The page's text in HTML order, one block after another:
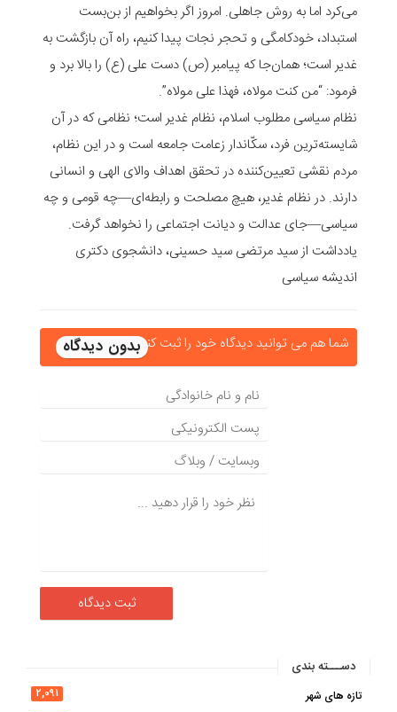
می‌کرد اما به روش جاهلی. امروز اگر بخواهیم از بن‌بست
استبداد، خودکامگی و تحجر نجات پیدا کنیم، راه آن بازگشت به
غدیر است؛ همان‌جا که پیامبر (ص) دست علی (ع) را بالا برد و
فرمود: “من کنت مولاه، فهذا علی مولاه”.
نظام سیاسی مطلوب اسلام، نظام غدیر است؛ نظامی که در آن
شایسته‌ترین فرد، سکّاندار زعامت جامعه است و در این نظام،
مردم نقشی تعیین‌کننده در تحقق اهداف والای الهی و انسانی
دارند. در نظام غدیر، هیچ مصلحت و رابطه‌ای—چه قومی و چه
سیاسی—جای عدالت و دیانت اجتماعی را نخواهد گرفت.
یادداشت از سید مرتضی سید حسینی، دانشجوی دکتری
اندیشه سیاسی
شما هم می توانید دیدگاه خود را ثبت کنید
دســـته بندی
تازه های شهر
۲,۰۹۱